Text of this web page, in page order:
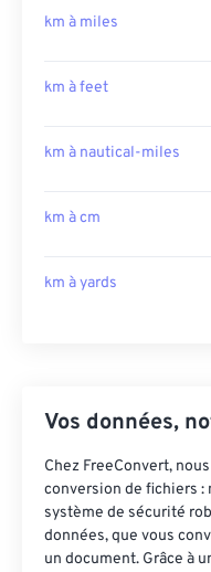
km à miles
km à feet
km à nautical-miles
km à cm
km à yards
Vos données,
Chez FreeConvert,
conversion de fichiers :
système de sécurité
données, que vous
un document. Grâce à